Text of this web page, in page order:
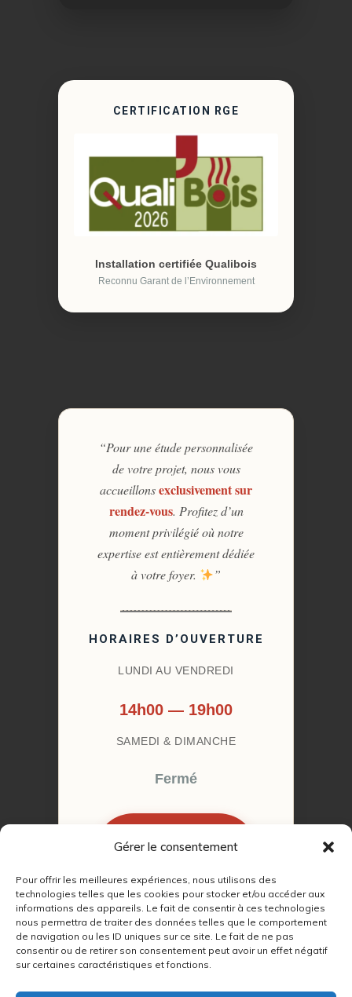
Gérer le consentement
Pour offrir les meilleures expériences, nous utilisons des
technologies telles que les cookies pour stocker et/ou accéder aux
informations des appareils. Le fait de consentir à ces technologies
nous permettra de traiter des données telles que le comportement
de navigation ou les ID uniques sur ce site. Le fait de ne pas
consentir ou de retirer son consentement peut avoir un effet négatif
sur certaines caractéristiques et fonctions.
CERTIFICATION RGE
Installation certifiée Qualibois
Reconnu Garant de l’Environnement
“Pour une étude personnalisée
de votre projet, nous vous
accueillonsexclusivement sur
rendez-vous. Profitez d’un
moment privilégié où notre
expertise est entièrement dédiée
à votre foyer.
”
HORAIRES D’OUVERTURE
LUNDI AU VENDREDI
14h00 — 19h00
SAMEDI & DIMANCHE
Fermé
RENDEZ-VOUS
© 2022 – 2026Autour du Feu 77